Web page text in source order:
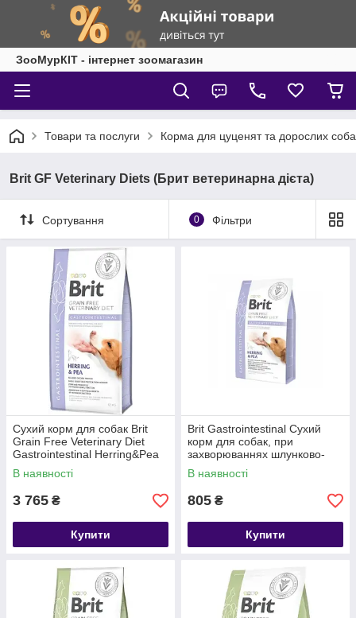
ЗооМурКІТ - інтернет зоомагазин
Товари та послуги Корма для цуценят та дорослих
Brit GF Veterinary Diets (Брит ветеринарна дієта)
Сортування 0 Фільтри
Сухий корм для собак Brit
Grain Free Veterinary Diet
Gastrointestinal Herring&Pea
12 кг
В наявності
3 765 ₴
Купити
Brit Gastrointestinal Сухий
корм для собак, при
захворюваннях шлунково-
кишкового тракту, 2 кг
В наявності
805 ₴
Купити